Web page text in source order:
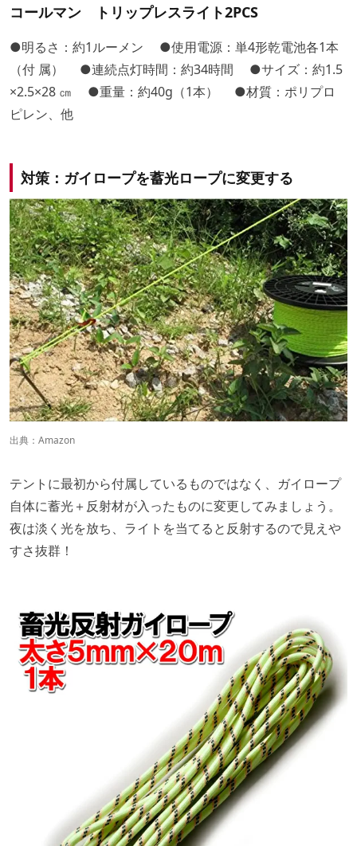
コールマン トリップレスライト2PCS
●明るさ：約1ルーメン ●使用電源：単4形乾電池各1本
（付 属） ●連続点灯時間：約34時間 ●サイズ：約1.5
×2.5×28 ㎝ ●重量：約40g（1本） ●材質：ポリプロ
ピレン、他
対策：ガイロープを蓄光ロープに変更する
出典： Amazon
テントに最初から付属しているものではなく、ガイロープ
自体に蓄光＋反射材が入ったものに変更してみましょう。
夜は淡く光を放ち、ライトを当てると反射するので見えや
すさ抜群！